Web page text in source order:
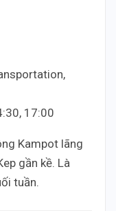
17:00
Kampot lãng
gần kề. Là
tuần.